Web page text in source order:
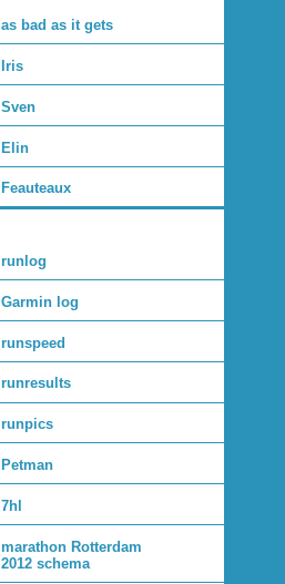
as bad as it gets
Iris
Sven
Elin
Feauteaux
runlog
Garmin log
runspeed
runresults
runpics
Petman
7hl
marathon Rotterdam
2012 schema